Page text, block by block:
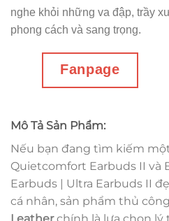
nghe khỏi những va đập, trầy
phong cách và sang trọng.
Fanpage
Mô Tả Sản Phẩm:
Nếu bạn đang tìm kiếm
Quietcomfort Earbuds II và
Earbuds | Ultra Earbuds II
cá nhân, sản phẩm thủ